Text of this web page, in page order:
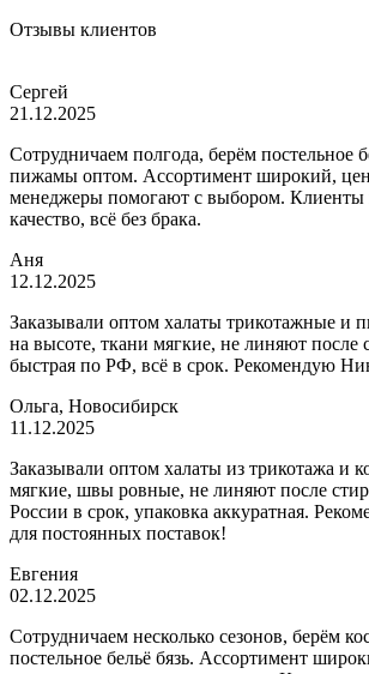
Отзывы клиентов
Сергей
21.12.2025
Сотрудничаем полгода, берём постельное
пижамы оптом. Ассортимент широкий,
менеджеры помогают с выбором. Клиенты
качество, всё без брака.
Аня
12.12.2025
Заказывали оптом халаты трикотажные и
на высоте, ткани мягкие, не линяют после
быстрая по РФ, всё в срок. Рекомендую
Ольга, Новосибирск
11.12.2025
Заказывали оптом халаты из трикотажа и
мягкие, швы ровные, не линяют после
России в срок, упаковка аккуратная.
для постоянных поставок!
Евгения
02.12.2025
Сотрудничаем несколько сезонов, берём
постельное бельё бязь. Ассортимент